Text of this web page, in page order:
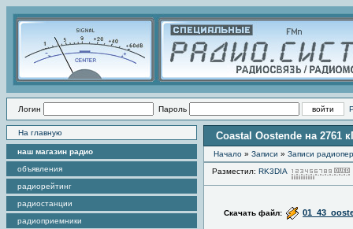
Логин Пароль
На главную
наш магазин радио
объявления
радиорейтинг
радиостанции
радиоприемники
Coastal Oostende на 2761
Начало » Записи » Записи
Разместил: RK3DIA
Скачать файл: